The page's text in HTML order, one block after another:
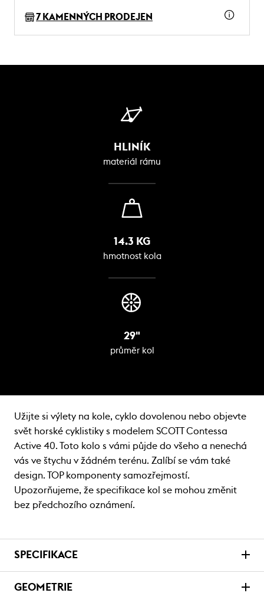
7 KAMENNÝCH PRODEJEN
HLINÍK
materiál rámu
14.3 KG
hmotnost kola
29"
průměr kol
Užijte si výlety na kole, cyklo dovolenou nebo objevte
svět horské cyklistiky s modelem SCOTT Contessa
Active 40. Toto kolo s vámi půjde do všeho a nenechá
vás ve štychu v žádném terénu. Zalíbí se vám také
design. TOP komponenty samozřejmostí.
Upozorňujeme, že specifikace kol se mohou změnit
bez předchozího oznámení.
SPECIFIKACE
GEOMETRIE